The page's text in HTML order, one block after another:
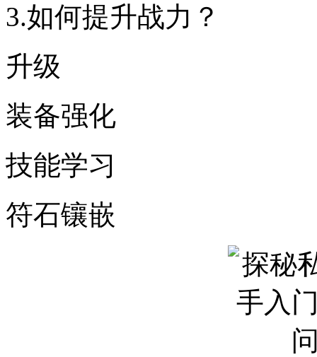
3.如何提升战力？
升级
装备强化
技能学习
符石镶嵌